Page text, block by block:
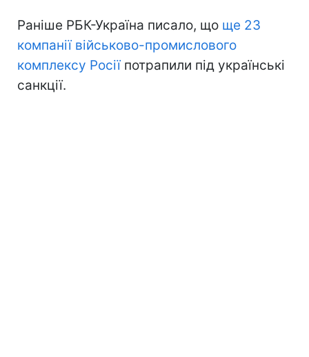
Раніше РБК-Україна писало, що ще 23
компанії військово-промислового
комплексу Росіїпотрапили під українські
санкції.